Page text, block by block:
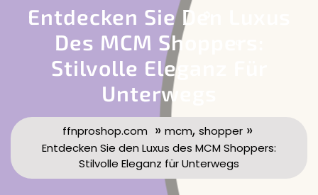
Entdecken Sie Den Luxus
Des MCM Shoppers:
Stilvolle Eleganz Für
Unterwegs
ffnproshop.com » mcm, shopper»
Entdecken Sie den Luxus des MCM Shoppers:
Stilvolle Eleganz für Unterwegs